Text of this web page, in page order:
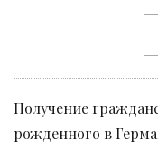
Получение
рожденного в